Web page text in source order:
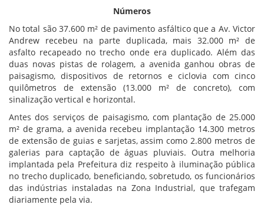
Números
No total são 37.600 m² de pavimento asfáltico que a Av. Victor
Andrew recebeu na parte duplicada, mais 32.000 m² de
asfalto recapeado no trecho onde era duplicado. Além das
duas novas pistas de rolagem, a avenida ganhou obras de
paisagismo, dispositivos de retornos e ciclovia com cinco
quilômetros de extensão (13.000 m² de concreto), com
sinalização vertical e horizontal.
Antes dos serviços de paisagismo, com plantação de 25.000
m² de grama, a avenida recebeu implantação 14.300 metros
de extensão de guias e sarjetas, assim como 2.800 metros de
galerias para captação de águas pluviais. Outra melhoria
implantada pela Prefeitura diz respeito à iluminação pública
no trecho duplicado, beneficiando, sobretudo, os funcionários
das indústrias instaladas na Zona Industrial, que trafegam
diariamente pela via.